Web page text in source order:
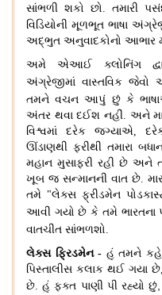
સાંભળી શકો છો. તમારી
વિડિયોની મૂળભૂત ભાષા
અદ્ભુત અનુવાદકોનો આભાર
અમે એઆઈ ક્લોનિંગ
અંગ્રેજીમાં વાસ્તવિક જેવો
તમને વચન આપું છું કે
અંતર થવા દઈશ નહીં. અને
વિશ્વમાં દરેક જગ્યાએ,
ઊંડાણથી ફરીથી તમારા
મહાન મુસાફરી રહી છે અને
ખૂબ જ સન્માનની વાત છે.
તમે "લેક્સ ફ્રીડમેન
આવી ગયો છે કે તમે ભારતના
વાતચીત સાંભળશો.
લેક્સ ફ્રિડમેન- હું તમને
પિસ્તાલીસ કલાક થઈ ગયા છે,
છે.હું ફક્ત પાણી પી રહ્યો છું,